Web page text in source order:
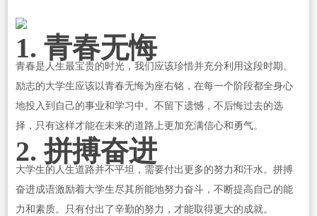
1. 青春无悔
青春是人生最宝贵的时光，我们应该珍惜并充分利用这段时期。
励志的大学生应该以青春无悔为座右铭，在每一个阶段都全身心
地投入到自己的事业和学习中。不留下遗憾，不后悔过去的选
择，只有这样才能在未来的道路上更加充满信心和勇气。
2. 拼搏奋进
大学生的人生道路并不平坦，需要付出更多的努力和汗水。拼搏
奋进成语激励着大学生尽其所能地努力奋斗，不断提高自己的能
力和素质。只有付出了辛勤的努力，才能取得更大的成就。